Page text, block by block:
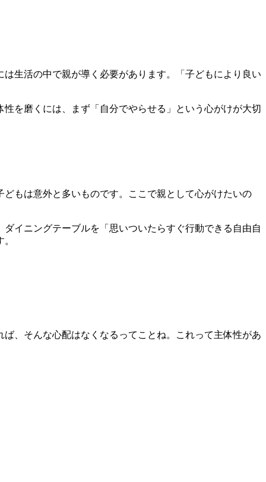
は生活の中で親が導く必要があります。「子どもにより良い
を磨くには、 まず「自分でやらせる」という心がけが大切
もは意外と多いものです。ここで親として心がけたいの
ダイニングテーブルを「思いついたらすぐ行動できる自由自
、そんな心配はなくなるってことね。これって主体性があ